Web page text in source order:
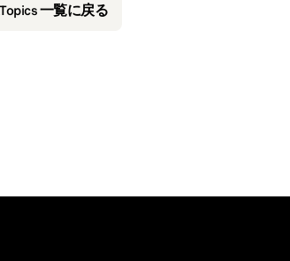
一覧に戻る